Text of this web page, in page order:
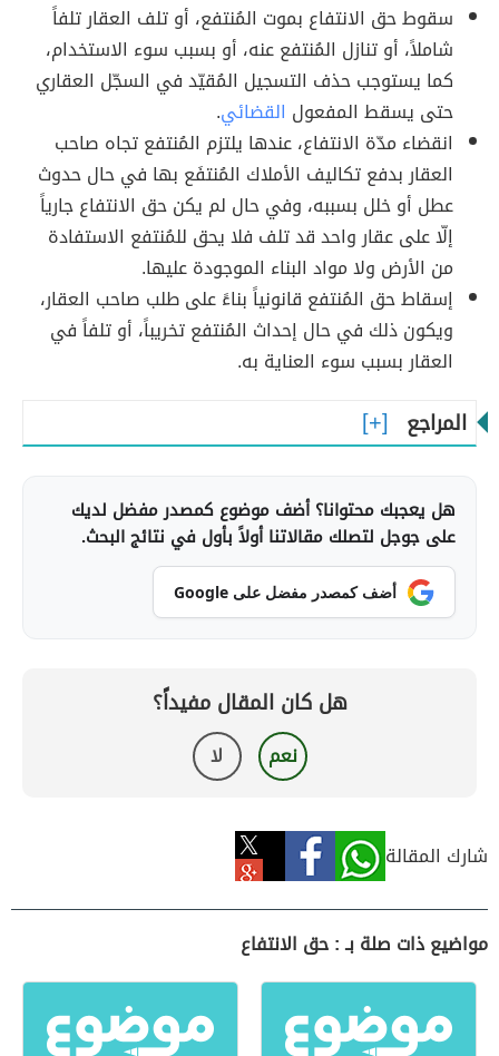
سقوط حق الانتفاع بموت المُنتفع، أو تلف العقار تلفاً
شاملاً، أو تنازل المُنتفع عنه، أو بسبب سوء الاستخدام،
كما يستوجب حذف التسجيل المُقيّد في السجّل العقاري
حتى يسقط المفعول القضائي.
انقضاء مدّة الانتفاع، عندها يلتزم المُنتفع تجاه صاحب
العقار بدفع تكاليف الأملاك المُنتفَع بها في حال حدوث
عطل أو خلل بسببه، وفي حال لم يكن حق الانتفاع جارياً
إلّا على عقار واحد قد تلف فلا يحق للمُنتفع الاستفادة
من الأرض ولا مواد البناء الموجودة عليها.
إسقاط حق المُنتفع قانونياً بناءً على طلب صاحب العقار،
ويكون ذلك في حال إحداث المُنتفع تخريباً، أو تلفاً في
العقار بسبب سوء العناية به.
المراجع
هل يعجبك محتوانا؟ أضف موضوع كمصدر مفضل لديك
على جوجل لتصلك مقالاتنا أولاً بأول في نتائج البحث.
أضف كمصدر مفضل على Google
هل كان المقال مفيداً؟
نعم لا
شارك المقالة
مواضيع ذات صلة بـ : حق الانتفاع